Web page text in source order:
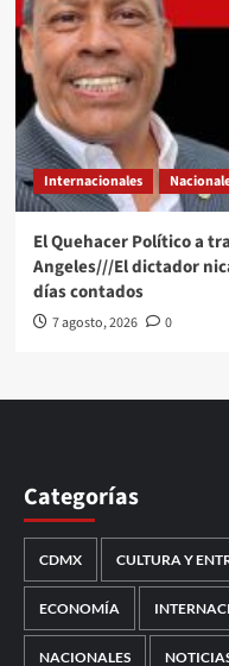
Internacionales
El Quehacer Político a
Angeles///El dictador
días contados
7 agosto, 2026 0
Categorías
CDMX CULTURA Y
ECONOMÍA
NACIONALES